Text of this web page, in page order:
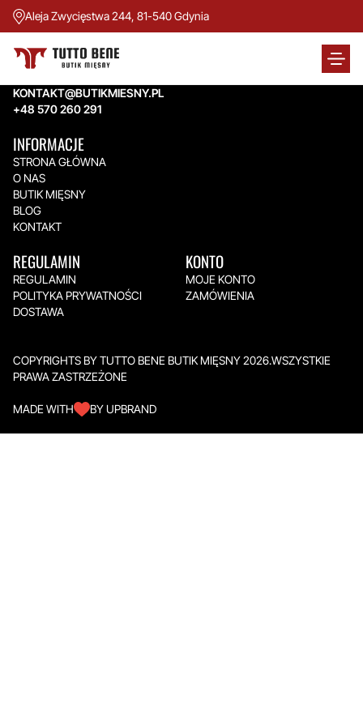
Aleja Zwycięstwa 244, 81-540 Gdynia
TUTTO BENE BUTIK MIĘSNY
Aleja Zwycięstwa 244,
KONTAKT@BUTIKMIESNY.PL
+48 570 260 291
INFORMACJE
STRONA GŁÓWNA
O NAS
BUTIK MIĘSNY
BLOG
KONTAKT
REGULAMIN
REGULAMIN
POLITYKA PRYWATNOŚCI
DOSTAWA
KONTO
MOJE KONTO
ZAMÓWIENIA
COPYRIGHTS BY TUTTO BENE BUTIK MIĘSNY 2026.WSZYSTKIE
PRAWA ZASTRZEŻONE
MADE WITH BY UPBRAND